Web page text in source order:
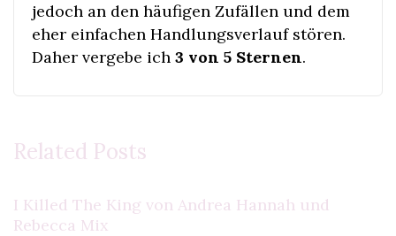
jedoch an den häufigen Zufällen und dem
eher einfachen Handlungsverlauf stören.
Daher vergebe ich 3 von 5 Sternen.
Related Posts
I Killed The King von Andrea Hannah und
Rebecca Mix